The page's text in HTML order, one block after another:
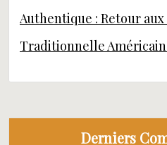
Authentique : Retour
Traditionnelle
Derniers